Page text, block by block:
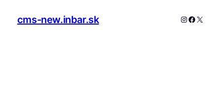
cms-new.inbar.sk Instagram
X